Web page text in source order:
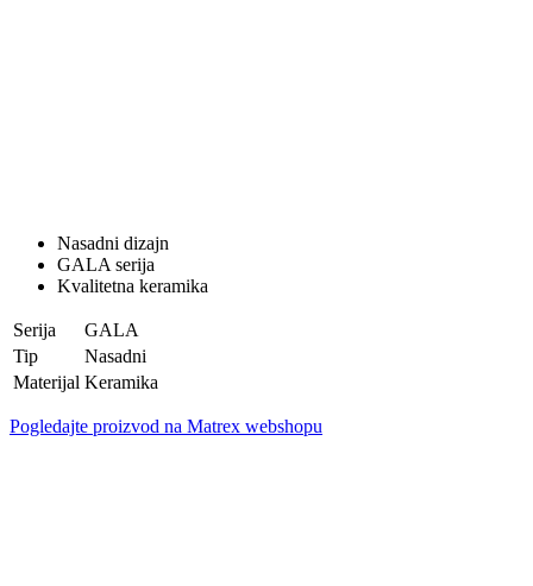
Nasadni dizajn
GALA serija
Kvalitetna keramika
Serija
GALA
Tip
Nasadni
Materijal Keramika
Pogledajte proizvod na Matrex webshopu